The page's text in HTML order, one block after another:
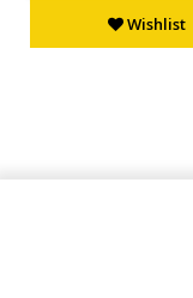
Wishlist